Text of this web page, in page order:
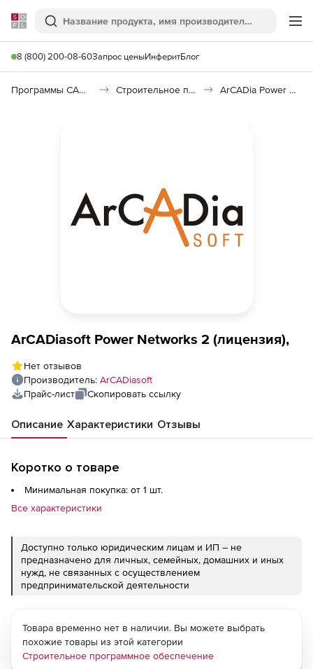
Softline
Поиск
8 (800) 200-08-60Запрос ценыИнферитБлог
Программы САПР и ГИС Строительное программное обеспечение ArCADia Power Networks
ArCADiasoft Power Networks 2 (лицензия),
Нет отзывов
Производитель: ArCADiasoft
Прайс-лист
Скопировать ссылку
Описание Характеристики Отзывы
Коротко о товаре
Минимальная покупка: от 1 шт.
Все характеристики
Доступно только юридическим лицам и ИП – не
предназначено для личных, семейных, домашних и иных
нужд, не связанных с осуществлением
предпринимательской деятельности
Товара временно нет в наличии. Вы можете выбрать
похожие товары из этой категории
Строительное программное обеспечение